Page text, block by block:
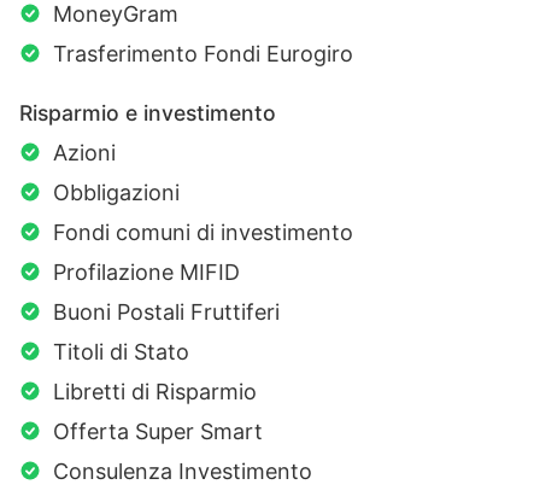
MoneyGram
Trasferimento Fondi Eurogiro
Risparmio e investimento
Azioni
Obbligazioni
Fondi comuni di investimento
Profilazione MIFID
Buoni Postali Fruttiferi
Titoli di Stato
Libretti di Risparmio
Offerta Super Smart
Consulenza Investimento